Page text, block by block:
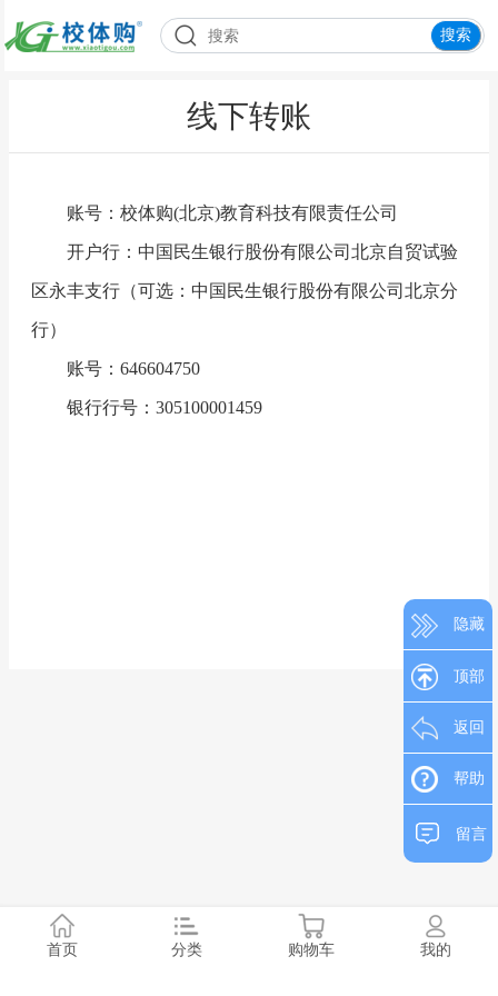
线下转账
账号：校体购(北京)教育科技有限责任公司
开户行：中国民生银行股份有限公司北京自贸试验
区永丰支行（可选：中国民生银行股份有限公司北京分
行）
账号：646604750
银行行号：305100001459
隐藏
顶部
返回
帮助
留言
首页 分类 购物车 我的